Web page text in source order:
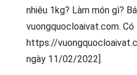
nhiêu 1kg? Làm món gì?
vuongquocloaivat.com. Có
https://
ngày 11/02/2022]